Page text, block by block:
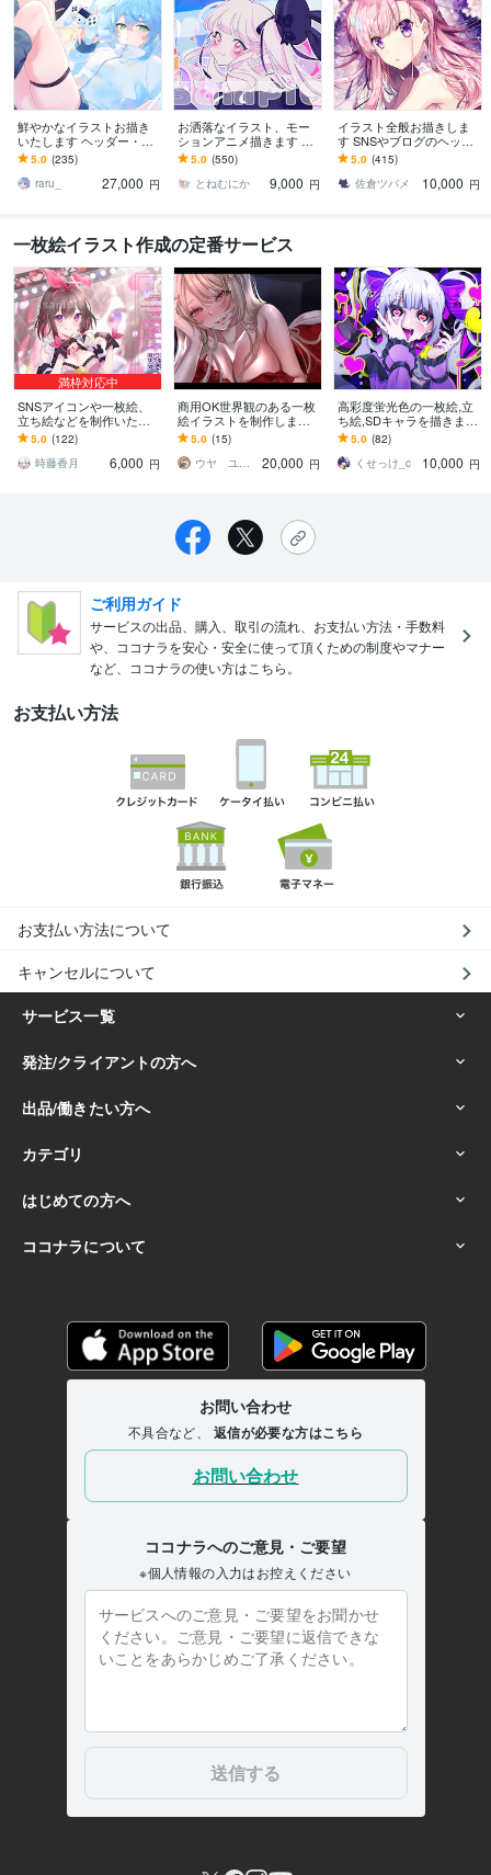
鮮やかなイラストお描き
いたします ヘッダー・サ
ムネイル・歌ってみた・
配信・グッズ・VTuber
5.0 (235)
raru_
27,000 円
お洒落なイラスト、モー
ションアニメ描きます 無
料修正3回で安心⊿配信や
挿絵や似顔絵等にも
5.0 (550)
とねむにか
9,000 円
イラスト全般お描きしま
す SNSやブログのヘッダ
ー、動画用の1枚絵、立ち
絵等に！
5.0 (415)
佐倉ツバメ
10,000 円
一枚絵イラスト作成の定番サービス
満枠対応中
SNSアイコンや一枚絵、
立ち絵などを制作いたし
ます かわいい・かっこい
い女の子や男の子！
5.0 (122)
時藤香月
6,000 円
商用OK世界観のある一枚
絵イラストを制作します
背景込みの映えるハイク
オリティな一枚絵制作
5.0 (15)
ウヤ ユリコ
20,000 円
高彩度蛍光色の一枚絵,立
ち絵,SDキャラを描きます
アイコンや立ち絵等幅広
く対応致します！
5.0 (82)
くせっけ_c
10,000 円
ご利用ガイド
サービスの出品、購入、取引の流れ、お支払い方法・手数料
や、ココナラを安心・安全に使って頂くための制度やマナー
など、ココナラの使い方はこちら。
お支払い方法
お支払い方法について
キャンセルについて